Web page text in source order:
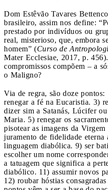
Dom Estêvão Tavares
brasileiro, assim nos define:
prestado por indivíduos ou
real, misterioso, que, embora
homem” (Curso de
Mater Ecclesiae, 2017, p.
compromissos compõem – a
o Maligno?
Via de regra, são doze
renegar a fé na Eucaristia. 3)
dizer sim a Satanás, Lúcifer
Maria. 5) renegar os
pisotear as imagens da
juramento de fidelidade eterna
linguagem diabólica. 9) ser
escolher um nome
a tatuagem que significa a
diabólico. 11) assumir novos
12) roubar hóstias